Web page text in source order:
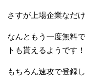
さすが上場企業なだ
なんともう一度無料
トも貰えるようです！
もちろん速攻で登録